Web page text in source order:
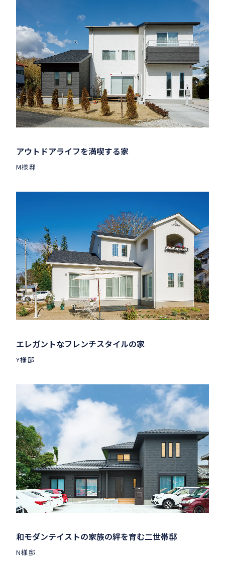
アウトドアライフを満喫する家
M様邸
エレガントなフレンチスタイルの家
Y様邸
和モダンテイストの家族の絆を育む二世帯邸
N様邸